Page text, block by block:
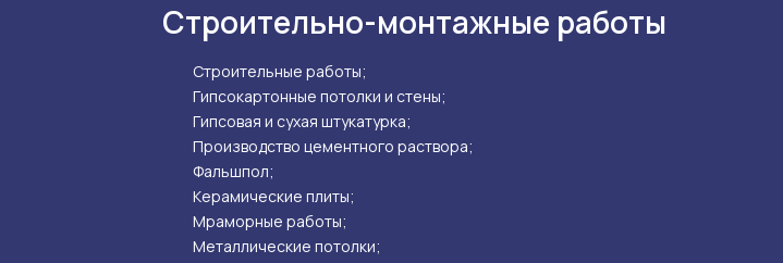
Строительно-монтажные работы
Строительные работы;
Гипсокартонные потолки и стены;
Гипсовая и сухая штукатурка;
Производство цементного раствора;
Фальшпол;
Керамические плиты;
Мраморные работы;
Металлические потолки;